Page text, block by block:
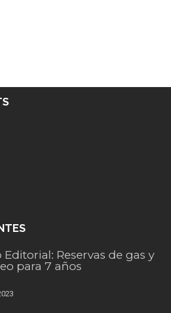
Editorial: Reservas de gas y
para 7 años